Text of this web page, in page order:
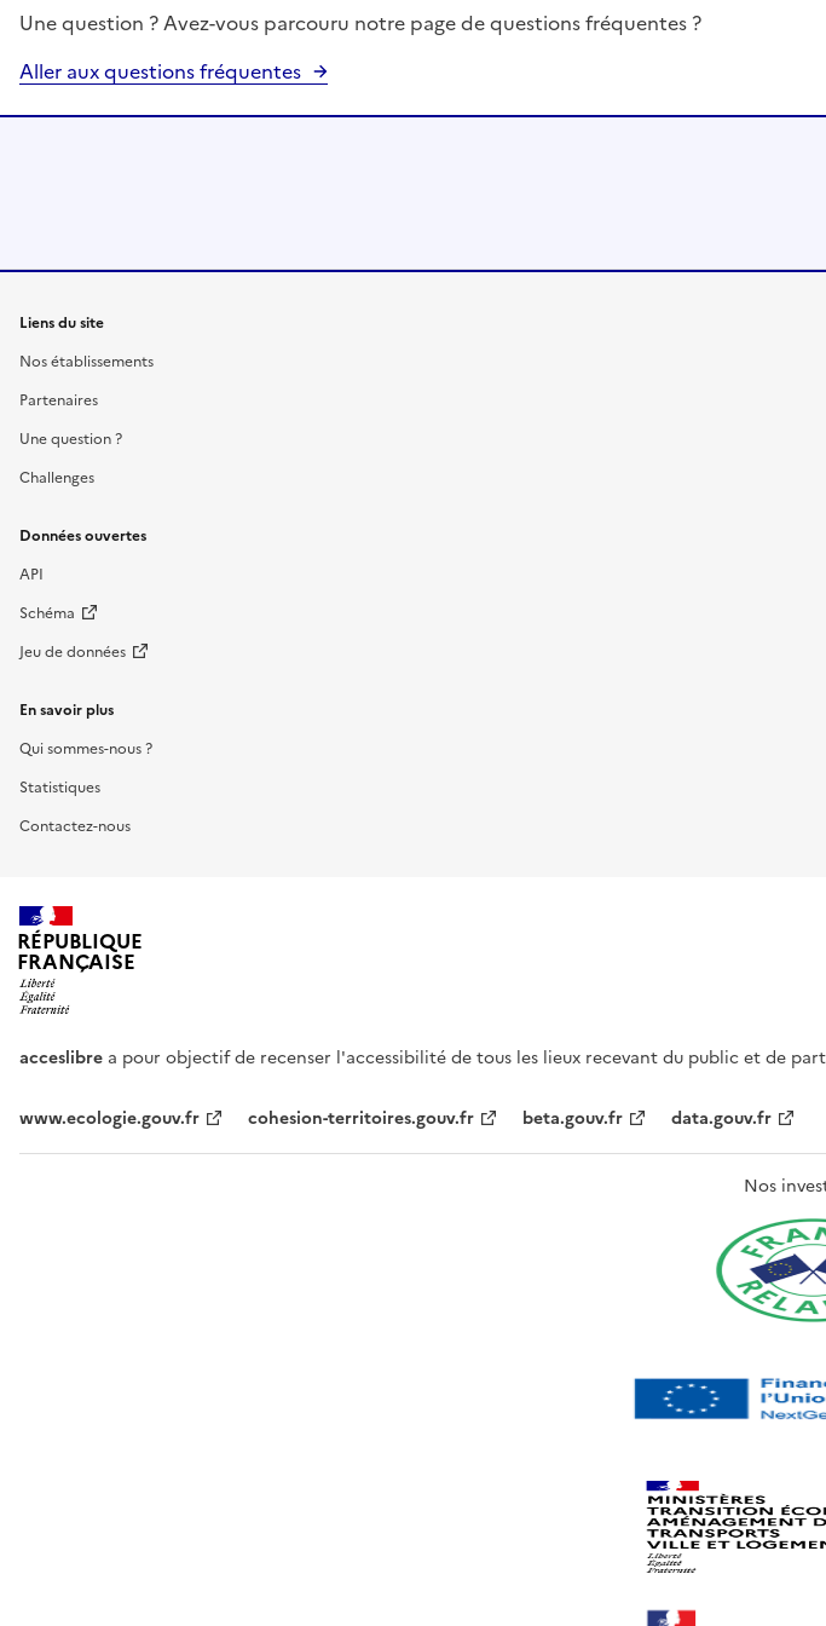
Une question ? Avez-vous parcouru notre page de questions fréquentes ?
Aller aux questions fréquentes
Liens du site
Nos établissements
Partenaires
Une question ?
Challenges
Données ouvertes
API
Schéma
Jeu de données
En savoir plus
Qui sommes-nous ?
Statistiques
Contactez-nous
RÉPUBLIQUE
FRANÇAISE
acceslibre a pour objectif de recenser l'accessibilité de tous les lieux recevant du public et de
www.ecologie.gouv.fr cohesion-territoires.gouv.fr beta.gouv.fr data.gouv.fr
Nos